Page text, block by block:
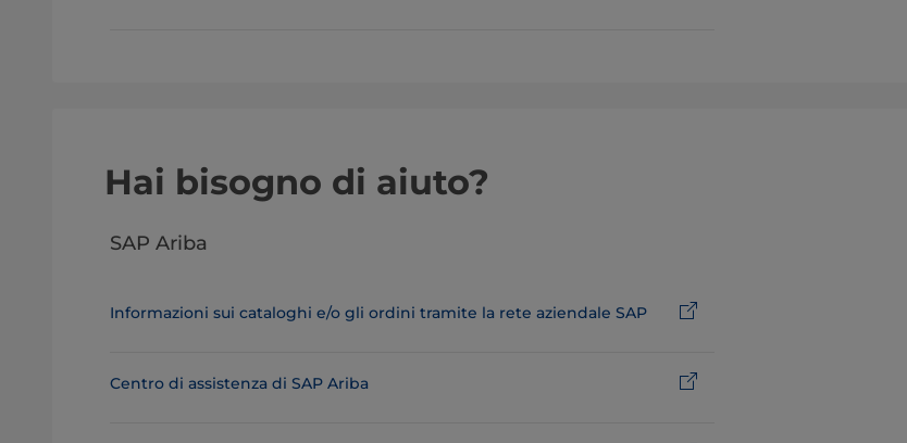
Hai bisogno di aiuto?
SAP Ariba
Informazioni sui cataloghi e/o gli ordini tramite la rete aziendale SAP
Centro di assistenza di SAP Ariba